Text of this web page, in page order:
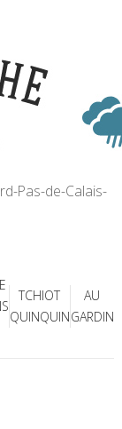
Pas-de-Calais-
TCHIOT
QUINQUIN
AU
GARDIN